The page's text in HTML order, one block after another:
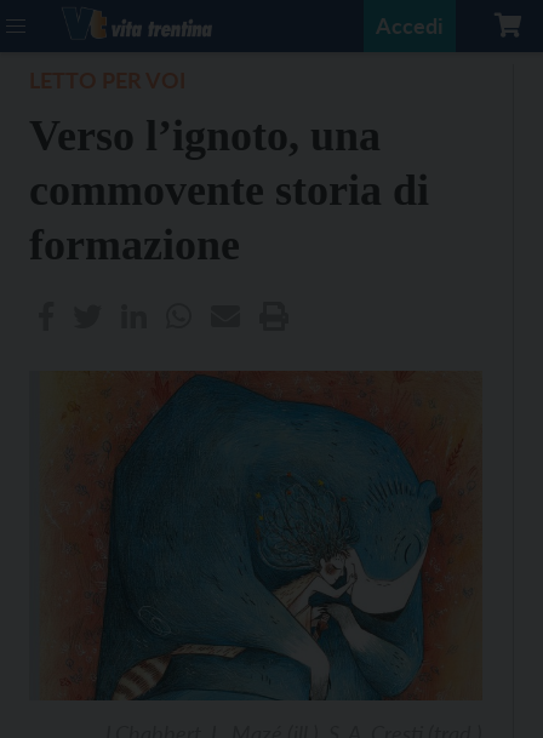
Accedi
Verso l’ignoto, una
commovente storia di
formazione